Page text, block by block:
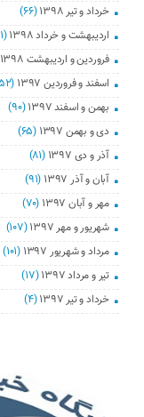
خرداد و تیر ۱۳۹۸
(۶۶)
اردیبهشت و خرداد ۱۳۹۸
(۸۱)
فروردین و اردیبهشت ۱۳۹۸
اسفند و فروردین ۱۳۹۷
(۱۵۲)
بهمن و اسفند ۱۳۹۷
(۹۰)
دی و بهمن ۱۳۹۷
(۶۵)
آذر و دی ۱۳۹۷
(۸۱)
آبان و آذر ۱۳۹۷
(۹۱)
مهر و آبان ۱۳۹۷
(۷۰)
شهریور و مهر ۱۳۹۷
(۱۰۷)
مرداد و شهریور ۱۳۹۷
(۱۰۱)
تیر و مرداد ۱۳۹۷
(۱۷)
خرداد و تیر ۱۳۹۷
(۴)